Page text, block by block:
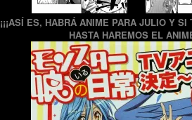
¡¡¡ASÍ ES, HABRÁ ANIME PARA JULIO Y
HASTA HAREMOS EL